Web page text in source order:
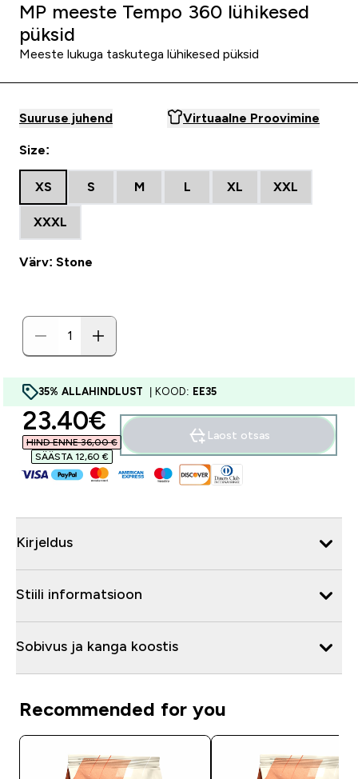
MP meeste Tempo 360 lühikesed
püksid
Meeste lukuga taskutega lühikesed püksid
Suuruse juhend Virtuaalne Proovimine
Size:
XS S M L XL XXL
XXXL
Värv: Stone
35% ALLAHINDLUST | KOOD: EE35
discounted price
23.40€‎
HIND ENNE 36,00 €‎
SÄÄSTA 12,60 €‎
Laost otsas
Kirjeldus
Stiili informatsioon
Sobivus ja kanga koostis
Recommended for you